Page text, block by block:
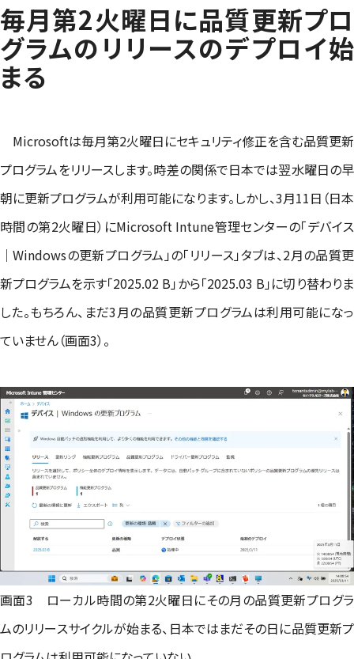
毎月第2火曜日に品質更新プロ
グラムのリリースのデプロイ始
まる
Microsoftは毎月第2火曜日にセキュリティ修正を含む品質更新
プログラムをリリースします。時差の関係で日本では翌水曜日の早
朝に更新プログラムが利用可能になります。しかし、3月11日（日本
時間の第2火曜日）にMicrosoft Intune管理センターの「デバイス
｜Windowsの更新プログラム」の「リリース」タブは、2月の品質更
新プログラムを示す「2025.02 B」から「2025.03 B」に切り替わりま
した。もちろん、まだ3月の品質更新プログラムは利用可能になっ
ていません（画面3）。
画面3 ローカル時間の第2火曜日にその月の品質更新プログラ
ムのリリースサイクルが始まる、日本ではまだその日に品質更新プ